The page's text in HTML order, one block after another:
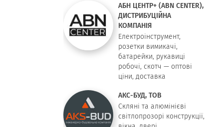
АБН ЦЕНТР+ (ABN CENTER),
ДИСТРИБУЦІЙНА
КОМПАНІЯ
Електроінструмент,
розетки вимикачі,
батарейки, рукавиці
робочі, скотч — оптові
ціни, доставка
АКС-БУД, ТОВ
Скляні та алюмінієві
світлопрозорі конструкції,